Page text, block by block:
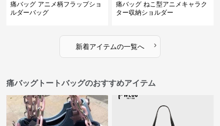
痛バッグ アニメ柄フラップショ
ルダーバッグ
痛バッグ ねこ型アニメキャラク
ター収納ショルダー
新着アイテムの一覧へ ›
痛バッグトートバッグのおすすめアイテム